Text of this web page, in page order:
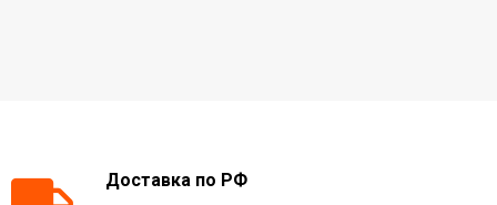
Доставка по РФ